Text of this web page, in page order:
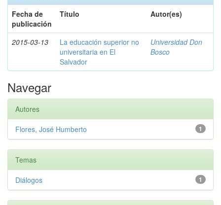
Fecha de
publicación
Título Autor(es)
2015-03-13
La educación superior no
universitaria en El
Salvador
Universidad Don
Bosco
Navegar
Autores
1
Flores, José Humberto
Temas
1
Diálogos